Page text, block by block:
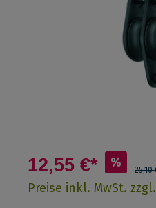
12,55 €* % 25,10
Preise inkl. MwSt.